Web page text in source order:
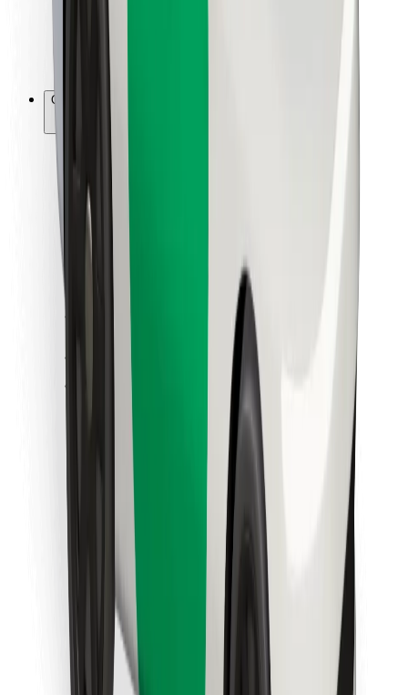
Para propietarios de flota
Bolt para empresas
Otros
Proveedores
Cookies
Seguridad
Consigue un viaje en minutos
Descargar la app de Bolt
Descargar la app de Bolt Food